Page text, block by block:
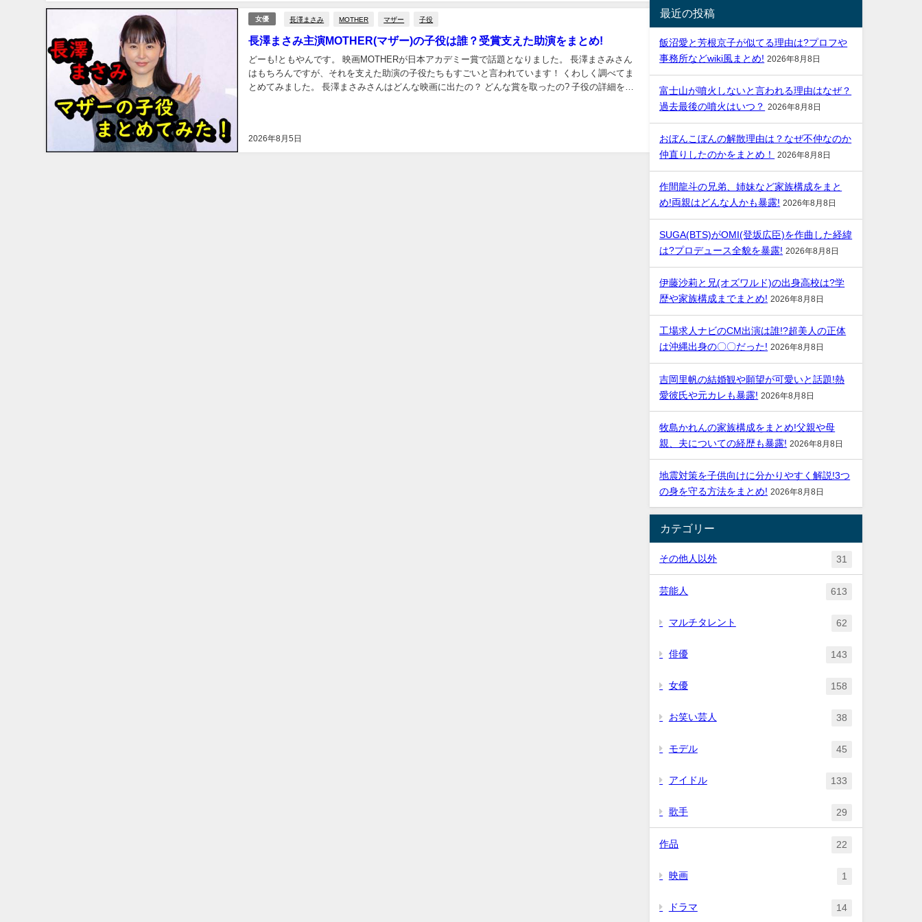
女優 長澤まさみ MOTHER マザー 子役
長澤まさみ主演MOTHER(マザー)の子役は誰？受賞支えた助演をまとめ!
2026年8月5日
どーも!ともやんです。 映画MOTHERが日本アカデミー賞で話題となりました。 長澤まさみさん
はもちろんですが、それを支えた助演の子役たちもすごいと言われています！ くわしく調べてま
とめてみました。 長澤まさみさんはどんな映画に出たの？ どんな賞を取ったの? 子役の詳細を知
最近の投稿
飯沼愛と芳根京子が似てる理由は?プロフや
事務所などwiki風まとめ! 2026年8月8日
富士山が噴火しないと言われる理由はなぜ？
過去最後の噴火はいつ？ 2026年8月8日
おぼんこぼんの解散理由は？なぜ不仲なのか
仲直りしたのかをまとめ！
2026年8月8日
作間龍斗の兄弟、姉妹など家族構成をまと
め!両親はどんな人かも暴露! 2026年8月8日
SUGA(BTS)がOMI(登坂広臣)を作曲した経緯
は?プロデュース全貌を暴露! 2026年8月8日
伊藤沙莉と兄(オズワルド)の出身高校は?学
歴や家族構成までまとめ! 2026年8月8日
工場求人ナビのCM出演は誰!?超美人の正体
は沖縄出身の〇〇だった! 2026年8月8日
吉岡里帆の結婚観や願望が可愛いと話題!熱
愛彼氏や元カレも暴露! 2026年8月8日
牧島かれんの家族構成をまとめ!父親や母
親、夫についての経歴も暴露! 2026年8月8日
地震対策を子供向けに分かりやすく解説!3つ
の身を守る方法をまとめ! 2026年8月8日
カテゴリー
その他人以外 31
芸能人 613
マルチタレント 62
俳優 143
女優 158
お笑い芸人 38
モデル 45
アイドル 133
歌手 29
作品 22
映画 1
ドラマ 14